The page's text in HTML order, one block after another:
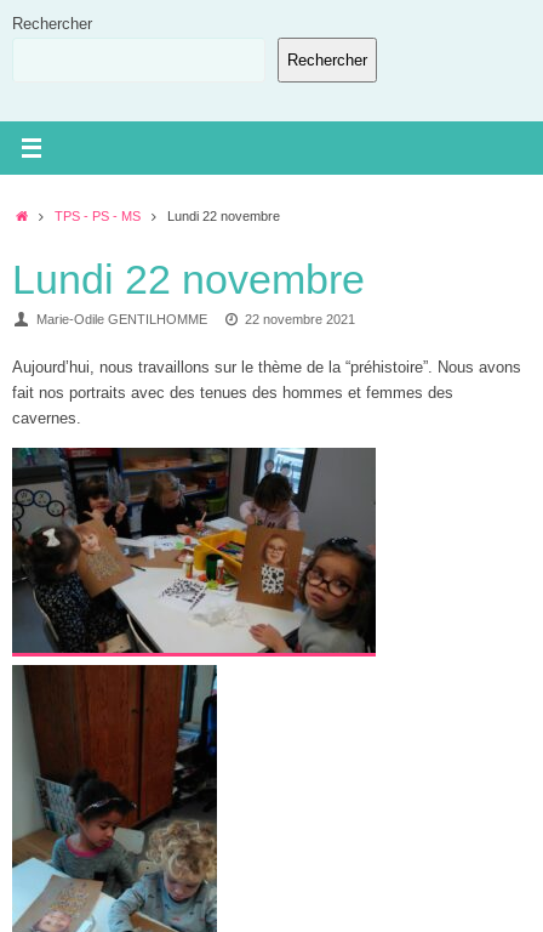
Rechercher
Rechercher
AccueilTPS - PS - MS Lundi 22 novembre
Lundi 22 novembre
Marie-Odile GENTILHOMME 22 novembre 2021
Aujourd’hui, nous travaillons sur le thème de la “préhistoire”. Nous avons
fait nos portraits avec des tenues des hommes et femmes des
cavernes.